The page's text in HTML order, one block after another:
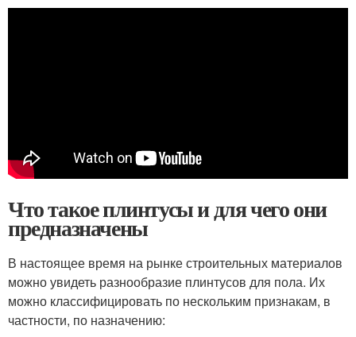
Что такое плинтусы и для чего они
предназначены
В настоящее время на рынке строительных материалов
можно увидеть разнообразие плинтусов для пола. Их
можно классифицировать по нескольким признакам, в
частности, по назначению: